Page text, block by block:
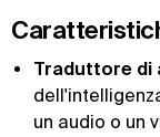
Traduttore di
un audio o un